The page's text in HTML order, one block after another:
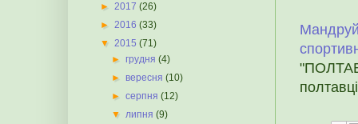
► 2017 (26)
► 2016 (33)
▼ 2015 (71)
►грудня(4)
►вересня(10)
►серпня(12)
▼липня(9)